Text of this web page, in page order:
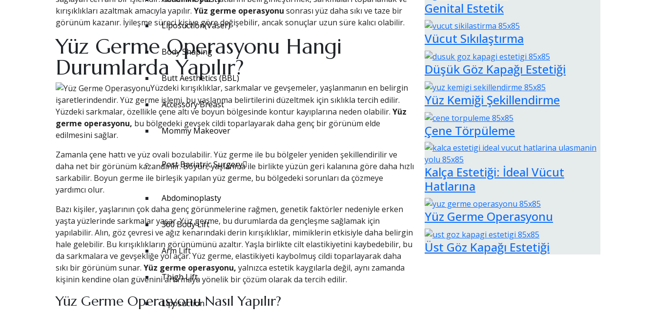
Liposuction(Vaser)
Body Shaping
Butt Aesthetics (BBL)
Accessory Breast
Mommy Makeover
Post Bariatric Surgery
Abdominoplasty
360 Body Lift
Arm Lift
Thigh Lift
Liposuction
kırışıklıkları azaltmak amacıyla yapılır. Yüz germe operasyonu sonrası yüz daha sıkı ve taze bir
görünüm kazanır. İyileşme süreci kişiye göre değişebilir, ancak sonuçlar uzun süre kalıcı olabilir.
Yüz Germe Operasyonu Hangi
Durumlarda Yapılır?
Yüzdeki kırışıklıklar, sarkmalar ve gevşemeler, yaşlanmanın en belirgin
işaretlerindendir. Yüz germe işlemi, bu yaşlanma belirtilerini düzeltmek için sıklıkla tercih edilir.
Yüzdeki sarkmalar, özellikle çene altı ve boyun bölgesinde kontur kayıplarına neden olabilir. Yüz
germe operasyonu, bu bölgedeki gevşek cildi toparlayarak daha genç bir görünüm elde
edilmesini sağlar.
Zamanla çene hattı ve yüz ovali bozulabilir. Yüz germe ile bu bölgeler yeniden şekillendirilir ve
daha net bir görünüm kazandırılır. Boyun, yaşlanma ile birlikte yüzün geri kalanına göre daha hızlı
sarkabilir. Boyun germe ile birleşik yapılan yüz germe, bu bölgedeki sorunları da çözmeye
yardımcı olur.
Bazı kişiler, yaşlarının çok daha genç görünmelerine rağmen, genetik faktörler nedeniyle erken
yaşta yüzlerinde sarkmalar yaşar. Yüz germe, bu durumlarda da gençleşme sağlamak için
yapılabilir. Alın, göz çevresi ve ağız kenarındaki derin kırışıklıklar, mimiklerin etkisiyle daha belirgin
hale gelebilir. Bu kırışıklıkların görünümünü azaltır. Yaşla birlikte cilt elastikiyetini kaybedebilir, bu
da sarkmalara ve gevşekliğe yol açar. Yüz germe, elastikiyeti kaybolmuş cildi toparlayarak daha
sıkı bir görünüm sunar. Yüz germe operasyonu, yalnızca estetik kaygılarla değil, aynı zamanda
kişinin kendine olan güvenini artırmaya yönelik bir çözüm olarak da tercih edilir.
Yüz Germe Operasyonu Nasıl Yapılır?
Genital Estetik
Vücut Sıkılaştırma
Düşük Göz Kapağı Estetiği
Yüz Kemiği Şekillendirme
Çene Törpüleme
Kalça Estetiği: İdeal Vücut
Hatlarına
Yüz Germe Operasyonu
Üst Göz Kapağı Estetiği